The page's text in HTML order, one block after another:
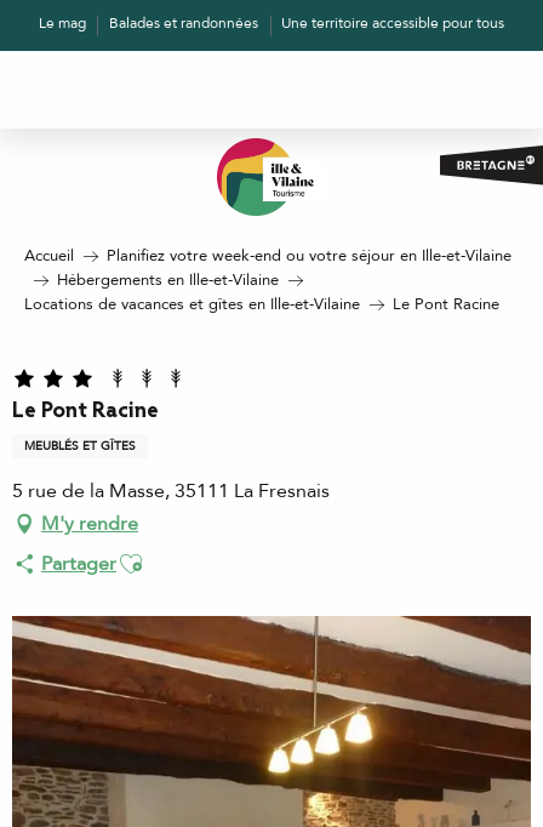
AllerLe mag Balades et randonnées Une territoire accessible pour tous
Accueil
Planifiez votre week-end ou votre séjour en Ille-et-Vilaine
Hébergements en Ille-et-Vilaine
Locations de vacances et gîtes en Ille-et-Vilaine
Le Pont Racine
Le Pont Racine
MEUBLÉS ET GÎTES
5 rue de la Masse, 35111 La Fresnais
M'y rendre
PartagerAjouter aux favoris